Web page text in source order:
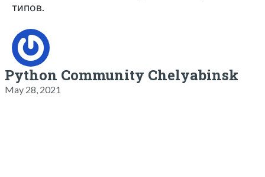
типов.
Python Community Chelyabinsk
May 28, 2021